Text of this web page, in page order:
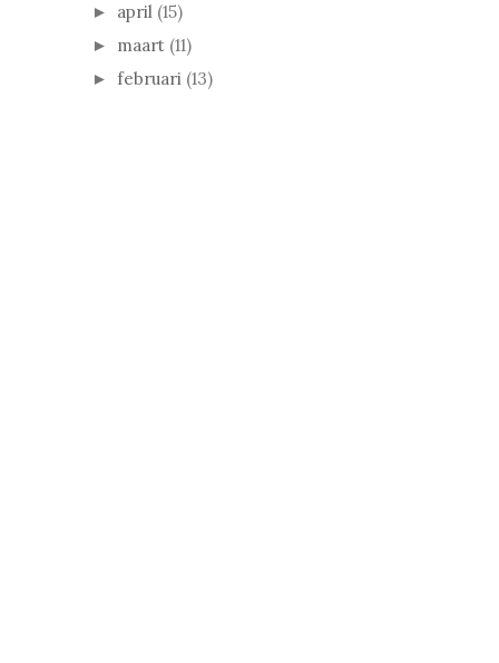
► april (15)
► maart (11)
► februari (13)